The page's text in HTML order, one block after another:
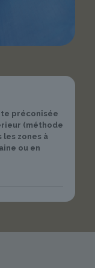
préconisée
(méthode
les zones à
ou en